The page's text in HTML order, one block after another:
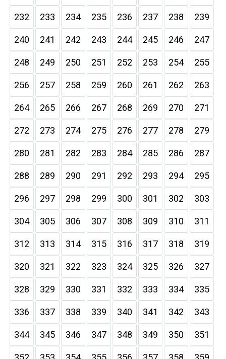
232 233 234 235 236 237 238 239
240 241 242 243 244 245 246 247
248 249 250 251 252 253 254 255
256 257 258 259 260 261 262 263
264 265 266 267 268 269 270 271
272 273 274 275 276 277 278 279
280 281 282 283 284 285 286 287
288 289 290 291 292 293 294 295
296 297 298 299 300 301 302 303
304 305 306 307 308 309 310 311
312 313 314 315 316 317 318 319
320 321 322 323 324 325 326 327
328 329 330 331 332 333 334 335
336 337 338 339 340 341 342 343
344 345 346 347 348 349 350 351